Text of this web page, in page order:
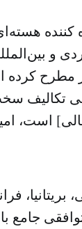
و
مطرح
تکالیف
است،
جامع